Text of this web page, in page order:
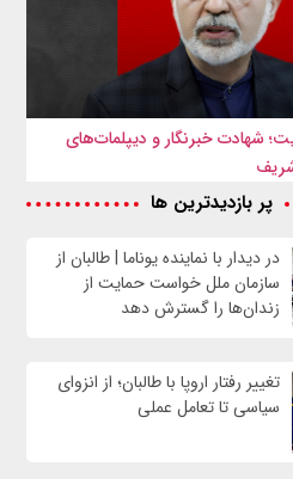
شهادت خبرنگار و دیپلمات‌های
شریف
پر بازدیدترین ها
در دیدار با نماینده یوناما | طالبان از
سازمان ملل خواست حمایت از
زندان‌ها را گسترش دهد
تغییر رفتار اروپا با طالبان؛ از انزوای
سیاسی تا تعامل عملی